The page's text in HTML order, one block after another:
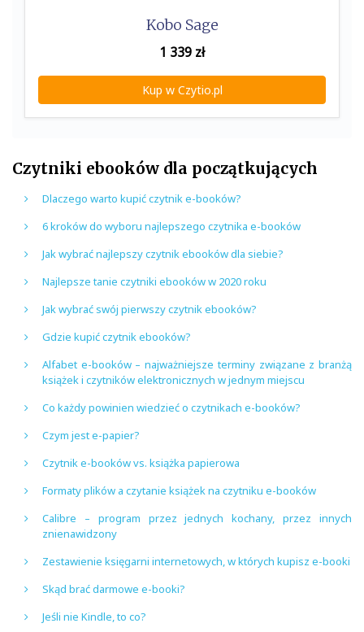
Kobo Sage
1 339 zł
Kup w Czytio.pl
Czytniki ebooków dla początkujących
Dlaczego warto kupić czytnik e-booków?
6 kroków do wyboru najlepszego czytnika e-booków
Jak wybrać najlepszy czytnik ebooków dla siebie?
Najlepsze tanie czytniki ebooków w 2020 roku
Jak wybrać swój pierwszy czytnik ebooków?
Gdzie kupić czytnik ebooków?
Alfabet e-booków – najważniejsze terminy związane z branżą
książek i czytników elektronicznych w jednym miejscu
Co każdy powinien wiedzieć o czytnikach e-booków?
Czym jest e-papier?
Czytnik e-booków vs. książka papierowa
Formaty plików a czytanie książek na czytniku e-booków
Calibre – program przez jednych kochany, przez innych
znienawidzony
Zestawienie księgarni internetowych, w których kupisz e-booki
Skąd brać darmowe e-booki?
Jeśli nie Kindle, to co?